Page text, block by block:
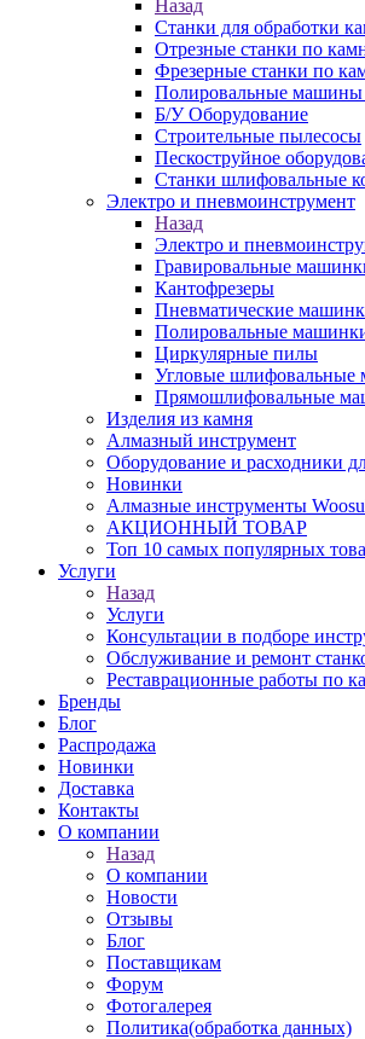
Назад
Станки для обработки
Отрезные станки по
Фрезерные станки по
Полировальные
Б/У Оборудование
Строительные пылесосы
Пескоструйное
Станки шлифовальные
Электро и пневмоинструмент
Назад
Электро и
Гравировальные
Кантофрезеры
Пневматические
Полировальные
Циркулярные пилы
Угловые
Прямошлифовальные
Изделия из камня
Алмазный инструмент
Оборудование и расходники
Новинки
Алмазные инструменты
АКЦИОННЫЙ ТОВАР
Топ 10 самых популярных
Услуги
Назад
Услуги
Консультации в подборе
Обслуживание и ремонт
Реставрационные работы по
Бренды
Блог
Распродажа
Новинки
Доставка
Контакты
О компании
Назад
О компании
Новости
Отзывы
Блог
Поставщикам
Форум
Фотогалерея
Политика(обработка данных)